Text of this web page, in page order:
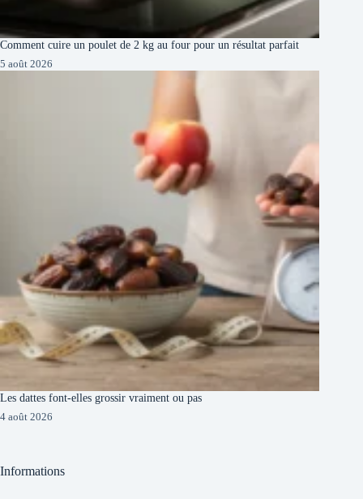
Comment cuire un poulet de 2 kg au four pour un résultat parfait
5 août 2026
Les dattes font-elles grossir vraiment ou pas
4 août 2026
Informations